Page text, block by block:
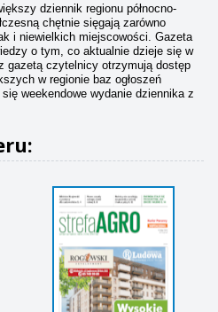
dziennik regionu północno-
chętnie sięgają zarówno
i niewielkich miejscowości. Gazeta
o tym, co aktualnie dzieje się w
gazetą czytelnicy otrzymują dostęp
w regionie baz ogłoszeń
weekendowe wydanie dziennika z